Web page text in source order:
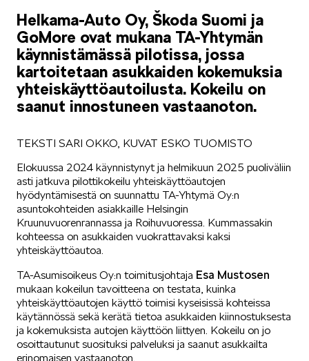
ŠKODA SPONSOROI
SIMPLY CLEVER
SÄHKÖAUTOILU
KOEAJOSSA
Helkama-Auto Oy, Škoda Suomi ja
GoMore ovat mukana TA-Yhtymän
käynnistämässä pilotissa, jossa
kartoitetaan asukkaiden kokemuksia
yhteiskäyttöautoilusta. Kokeilu on
saanut innostuneen vastaanoton.
TEKSTI SARI OKKO, KUVAT ESKO TUOMISTO
Elokuussa 2024 käynnistynyt ja helmikuun 2025 puoliväliin
asti jatkuva pilottikokeilu yhteiskäyttöautojen
hyödyntämisestä on suunnattu TA-Yhtymä Oy:n
asuntokohteiden asiakkaille Helsingin
Kruunuvuorenrannassa ja Roihuvuoressa. Kummassakin
kohteessa on asukkaiden vuokrattavaksi kaksi
yhteiskäyttöautoa.
TA-Asumisoikeus Oy:n toimitusjohtaja Esa Mustosen
mukaan kokeilun tavoitteena on testata, kuinka
yhteiskäyttöautojen käyttö toimisi kyseisissä kohteissa
käytännössä sekä kerätä tietoa asukkaiden kiinnostuksesta
ja kokemuksista autojen käyttöön liittyen. Kokeilu on jo
osoittautunut suosituksi palveluksi ja saanut asukkailta
erinomaisen vastaanoton.